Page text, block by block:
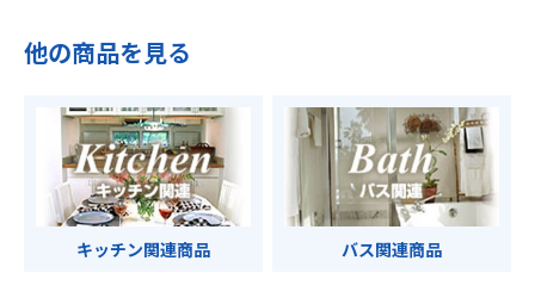
他の商品を見る
キッチン関連商品 バス関連商品